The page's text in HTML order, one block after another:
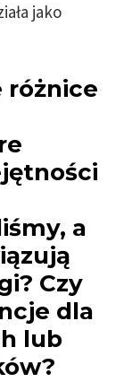
jako
różnice
a
Czy
dla
lub